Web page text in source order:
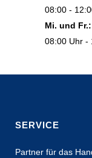
08:00 -
Mi. und Fr.:
08:00 Uhr -
SERVICE
Partner für das